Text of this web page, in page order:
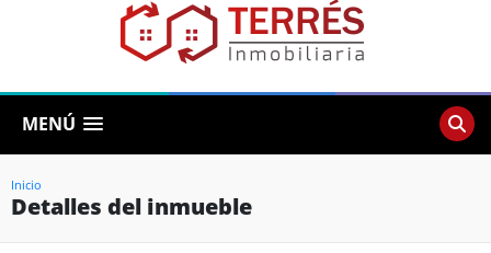
MENÚ
Inicio
Detalles del inmueble